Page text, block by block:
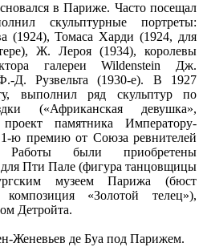
в Париже. Часто посещал
скульптурные портреты:
(1924), Томаса Харди (1924, для
Ж. Лероя (1934), королевы
галереи Wildenstein Дж.
Д. Рузвельта (1930-е). В 1927
выполнил ряд скульптур по
(«Африканская девушка»,
памятника Императору-
ю премию от Союза ревнителей
были приобретены
Пти Пале (фигура танцовщицы
музеем Парижа (бюст
«Золотой телец»),
Детройта.
Женевьев де Буа под Парижем.